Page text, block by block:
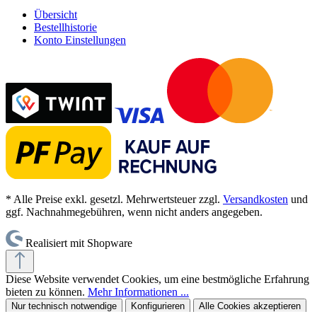
Übersicht
Bestellhistorie
Konto Einstellungen
* Alle Preise exkl. gesetzl. Mehrwertsteuer zzgl. Versandkosten und
ggf. Nachnahmegebühren, wenn nicht anders angegeben.
Realisiert mit Shopware
Diese Website verwendet Cookies, um eine bestmögliche Erfahrung
bieten zu können. Mehr Informationen ...
Nur technisch notwendige Konfigurieren Alle Cookies akzeptieren